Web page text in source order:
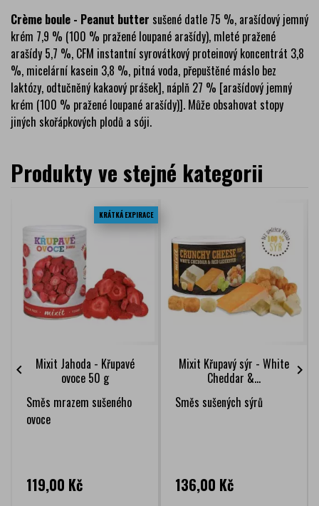
Crème boule - Peanut butter sušené datle 75 %, arašídový jemný
krém 7,9 % (100 % pražené loupané arašídy), mleté pražené
arašídy 5,7 %, CFM instantní syrovátkový proteinový koncentrát 3,8
%, micelární kasein 3,8 %, pitná voda, přepuštěné máslo bez
laktózy, odtučněný kakaový prášek], náplň 27 % [arašídový jemný
krém (100 % pražené loupané arašídy)]. Může obsahovat stopy
jiných skořápkových plodů a sóji.
Produkty ve stejné kategorii
Mixit Jahoda - Křupavé
ovoce 50 g
Směs mrazem sušeného
ovoce
Cena
119,00 Kč
KRÁTKÁ EXPIRACE
Mixit Křupavý sýr - White
Cheddar &...
Směs sušených sýrů
Cena
136,00 Kč
 